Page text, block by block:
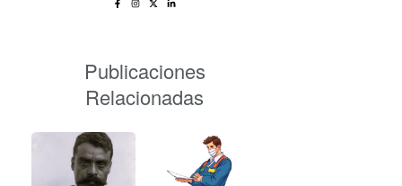
Publicaciones
Relacionadas